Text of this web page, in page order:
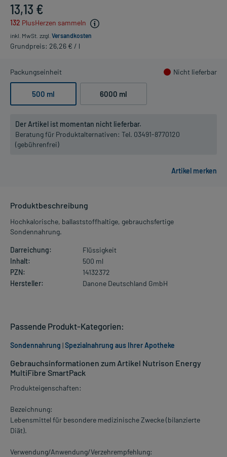
13,13 €
132 PlusHerzen sammeln
inkl. MwSt. zzgl. Versandkosten
Grundpreis: 26,26 € / l
Packungseinheit Nicht lieferbar
500 ml 6000 ml
Der Artikel ist momentan nicht lieferbar.
Beratung für Produktalternativen: Tel. 03491-8770120
(gebührenfrei)
Produktbeschreibung
Hochkalorische, ballaststoffhaltige, gebrauchsfertige
Sondennahrung.
Darreichung:
Flüssigkeit
Inhalt:
500 ml
PZN:
14132372
Hersteller:
Danone Deutschland GmbH
Gebrauchsinformationen zum Artikel Nutrison Energy
MultiFibre SmartPack
Produkteigenschaften:
Bezeichnung:
Lebensmittel für besondere medizinische Zwecke (bilanzierte
Diät).
Verwendung/Anwendung/Verzehrempfehlung:
Passende Produkt-Kategorien:
Sondennahrung |Spezialnahrung aus Ihrer Apotheke